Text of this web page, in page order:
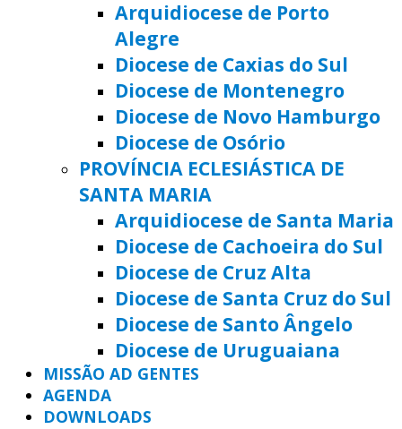
Arquidiocese de Porto
Alegre
Diocese de Caxias do Sul
Diocese de Montenegro
Diocese de Novo Hamburgo
Diocese de Osório
PROVÍNCIA ECLESIÁSTICA DE
SANTA MARIA
Arquidiocese de Santa Maria
Diocese de Cachoeira do Sul
Diocese de Cruz Alta
Diocese de Santa Cruz do Sul
Diocese de Santo Ângelo
Diocese de Uruguaiana
MISSÃO AD GENTES
AGENDA
DOWNLOADS